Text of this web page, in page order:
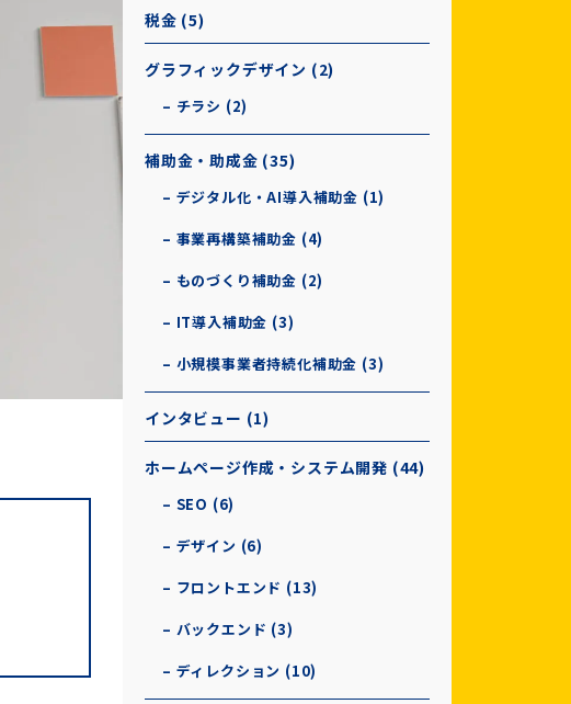
税金 (5)
グラフィックデザイン (2)
– チラシ (2)
補助金・助成金 (35)
– デジタル化・AI導入補助金 (1)
– 事業再構築補助金 (4)
– ものづくり補助金 (2)
– IT導入補助金 (3)
– 小規模事業者持続化補助金 (3)
インタビュー (1)
ホームページ作成・システム開発 (44)
– SEO (6)
– デザイン (6)
– フロントエンド (13)
– バックエンド (3)
– ディレクション (10)